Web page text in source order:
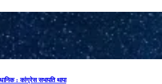
: कांग्रेस सभापति थापा